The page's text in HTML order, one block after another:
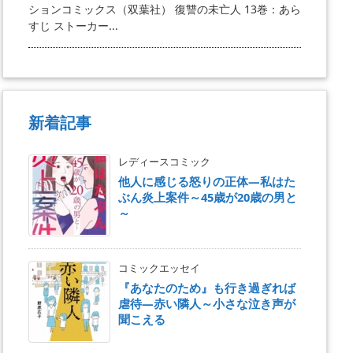
ションコミックス（双葉社） 復讐の未亡人 13巻：あら
すじ ストーカー...
新着記事
レディースコミック
他人に感じる怒りの正体―私はた
ぶん炎上案件～45歳が20歳の男と
～
コミックエッセイ
『あなたのため』も行き過ぎれば
虐待―赤い隣人～小さな泣き声が
聞こえる